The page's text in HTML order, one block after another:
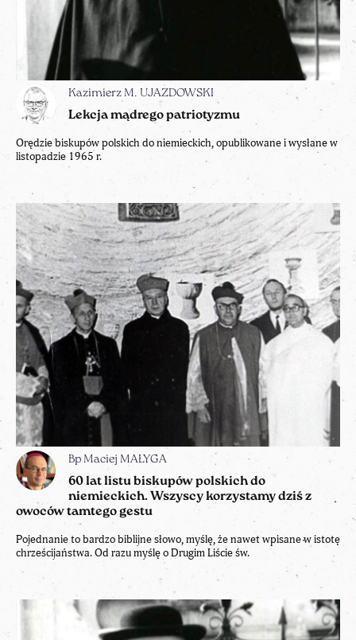
Kazimierz M. UJAZDOWSKI
Lekcja mądrego patriotyzmu
Orędzie biskupów polskich do niemieckich, opublikowane i wysłane w
listopadzie 1965 r.
Bp Maciej MAŁYGA
60 lat listu biskupów polskich do
niemieckich. Wszyscy korzystamy dziś z
owoców tamtego gestu
Pojednanie to bardzo biblijne słowo, myślę, że nawet wpisane w istotę
chrześcijaństwa. Od razu myślę o Drugim Liście św.